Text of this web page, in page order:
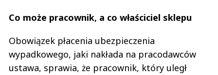
Co może pracownik, a co właściciel sklepu
Obowiązek płacenia ubezpieczenia
wypadkowego, jaki nakłada na pracodawców
ustawa, sprawia, że pracownik, który uległ